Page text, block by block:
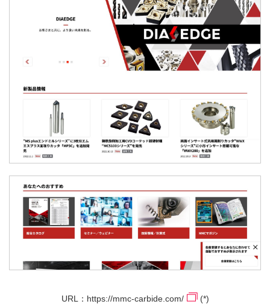
URL： https://mmc-carbide.com/
(*)